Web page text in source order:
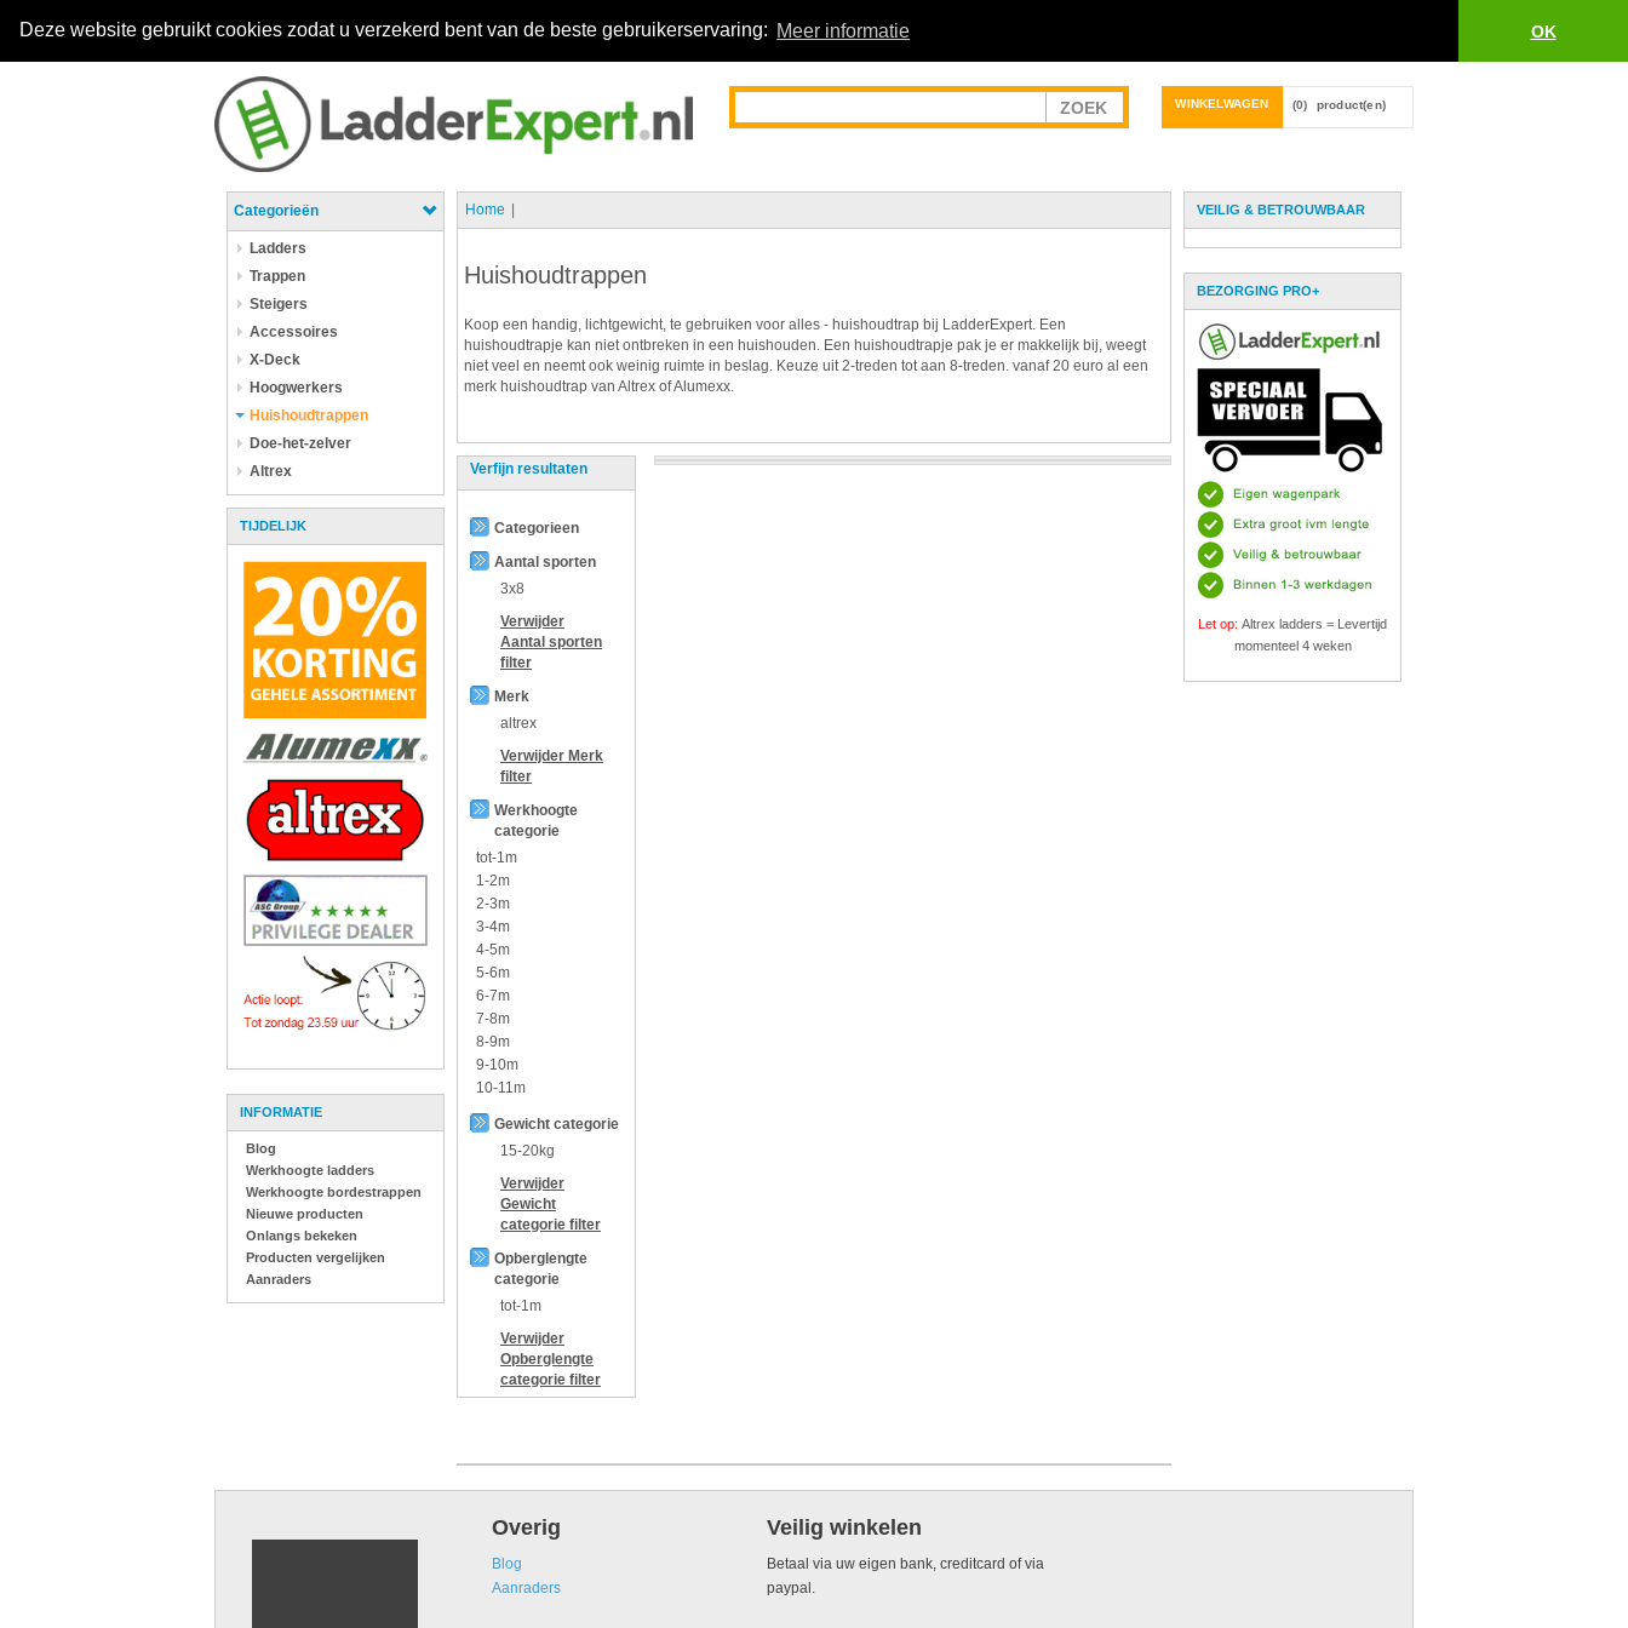
Deze website gebruikt cookies zodat u verzekerd bent van de beste gebruikerservaring: Meer informatie OK
WINKELWAGEN (0) product(en)
Categorieën
Ladders
Trappen
Steigers
Accessoires
X-Deck
Hoogwerkers
Huishoudtrappen
Doe-het-zelver
Altrex
TIJDELIJK
INFORMATIE
Blog
Werkhoogte ladders
Werkhoogte bordestrappen
Nieuwe producten
Onlangs bekeken
Producten vergelijken
Aanraders
Home
Huishoudtrappen
Koop een handig, lichtgewicht, te gebruiken voor alles - huishoudtrap bij LadderExpert. Een
huishoudtrapje kan niet ontbreken in een huishouden. Een huishoudtrapje pak je er makkelijk bij, weegt
niet veel en neemt ook weinig ruimte in beslag. Keuze uit 2-treden tot aan 8-treden. vanaf 20 euro al een
merk huishoudtrap van Altrex of Alumexx.
Verfijn resultaten
Categorieen
Aantal sporten
3x8
Verwijder
Aantal sporten
filter
Merk
altrex
Verwijder Merk
filter
Werkhoogte
categorie
tot-1m
1-2m
2-3m
3-4m
4-5m
5-6m
6-7m
7-8m
8-9m
9-10m
10-11m
Gewicht categorie
15-20kg
Verwijder
Gewicht
categorie filter
Opberglengte
categorie
tot-1m
Verwijder
Opberglengte
categorie filter
VEILIG & BETROUWBAAR
BEZORGING PRO+
Let op: Altrex ladders = Levertijd
momenteel 4 weken
Overig
Blog
Aanraders
Veilig winkelen
Betaal via uw eigen bank, creditcard of via
paypal.